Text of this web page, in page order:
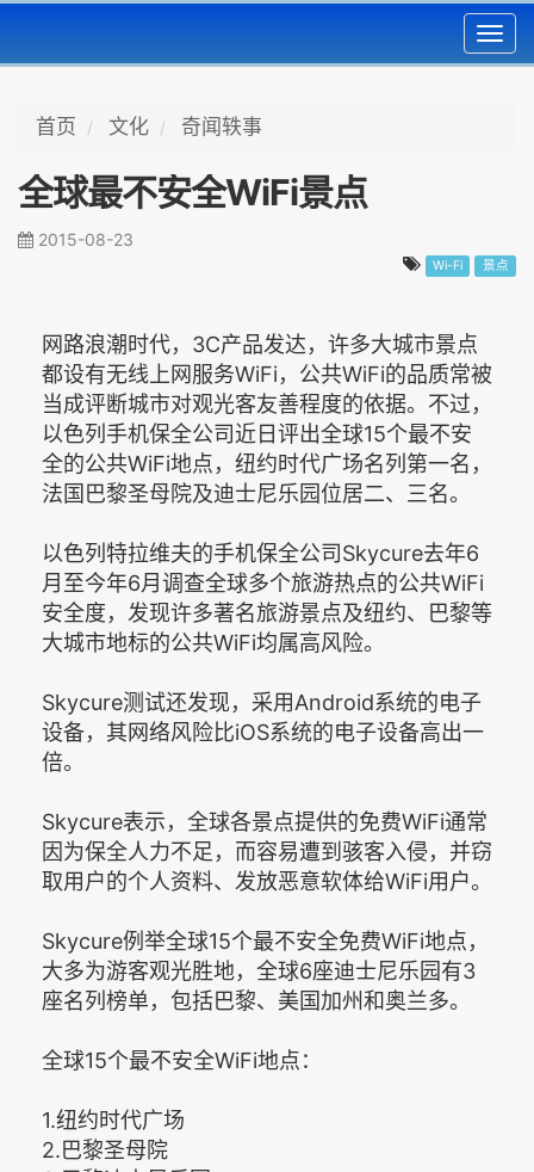
首页 文化 奇闻轶事
全球最不安全WiFi景点
2015-08-23
Wi-Fi 景点
网路浪潮时代，3C产品发达，许多大城市景点
都设有无线上网服务WiFi，公共WiFi的品质常被
当成评断城市对观光客友善程度的依据。不过，
以色列手机保全公司近日评出全球15个最不安
全的公共WiFi地点，纽约时代广场名列第一名，
法国巴黎圣母院及迪士尼乐园位居二、三名。
以色列特拉维夫的手机保全公司Skycure去年6
月至今年6月调查全球多个旅游热点的公共WiFi
安全度，发现许多著名旅游景点及纽约、巴黎等
大城市地标的公共WiFi均属高风险。
Skycure测试还发现，采用Android系统的电子
设备，其网络风险比iOS系统的电子设备高出一
倍。
Skycure表示，全球各景点提供的免费WiFi通常
因为保全人力不足，而容易遭到骇客入侵，并窃
取用户的个人资料、发放恶意软体给WiFi用户。
Skycure例举全球15个最不安全免费WiFi地点，
大多为游客观光胜地，全球6座迪士尼乐园有3
座名列榜单，包括巴黎、美国加州和奥兰多。
全球15个最不安全WiFi地点：
1.纽约时代广场
2.巴黎圣母院